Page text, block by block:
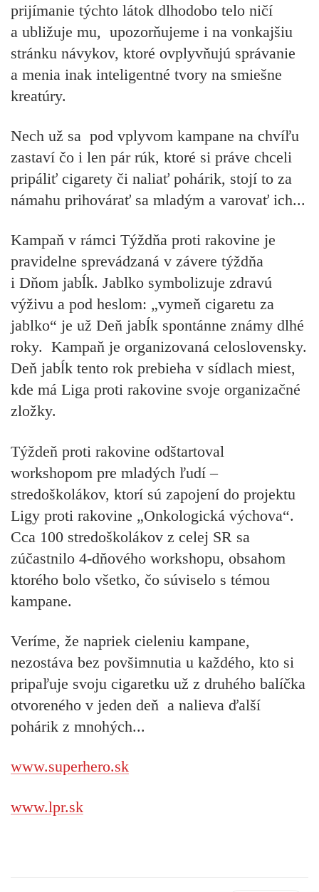
prijímanie týchto látok dlhodobo telo ničí
a ubližuje mu, upozorňujeme i na vonkajšiu
stránku návykov, ktoré ovplyvňujú správanie
a menia inak inteligentné tvory na smiešne
kreatúry.
Nech už sa pod vplyvom kampane na chvíľu
zastaví čo i len pár rúk, ktoré si práve chceli
pripáliť cigarety či naliať pohárik, stojí to za
námahu prihovárať sa mladým a varovať ich...
Kampaň v rámci Týždňa proti rakovine je
pravidelne sprevádzaná v závere týždňa
i Dňom jabĺk. Jablko symbolizuje zdravú
výživu a pod heslom: „vymeň cigaretu za
jablko“ je už Deň jabĺk spontánne známy dlhé
roky. Kampaň je organizovaná celoslovensky.
Deň jabĺk tento rok prebieha v sídlach miest,
kde má Liga proti rakovine svoje organizačné
zložky.
Týždeň proti rakovine odštartoval
workshopom pre mladých ľudí –
stredoškolákov, ktorí sú zapojení do projektu
Ligy proti rakovine „Onkologická výchova“.
Cca 100 stredoškolákov z celej SR sa
zúčastnilo 4-dňového workshopu, obsahom
ktorého bolo všetko, čo súviselo s témou
kampane.
Veríme, že napriek cieleniu kampane,
nezostáva bez povšimnutia u každého, kto si
pripaľuje svoju cigaretku už z druhého balíčka
otvoreného v jeden deň a nalieva ďalší
pohárik z mnohých...
www.superhero.sk
www.lpr.sk